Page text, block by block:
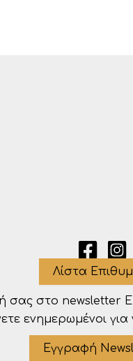
Λίστα
σας στο newsletter
ενημερωμένοι
Εγγραφή